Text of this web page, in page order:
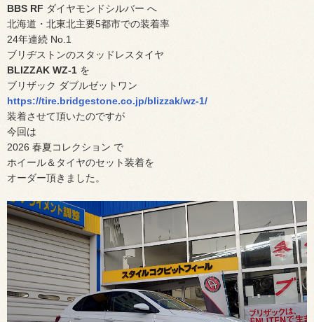
BBS RF ダイヤモンドシルバー へ
北海道・北東北主要5都市での装着率
24年連続 No.1
ブリヂストンのスタッドレスタイヤ
BLIZZAK WZ-1 を
ブリザック ダブルゼットワン
https://tire.bridgestone.co.jp/blizzak/wz-1/
装着させて頂いたのですが
今回は
2026 春夏コレクション で
ホイール＆タイヤのセット装着を
オーダー頂きました。